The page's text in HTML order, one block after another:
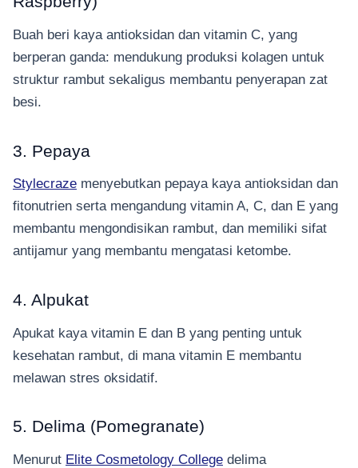
Buah beri kaya antioksidan dan vitamin C, yang
berperan ganda: mendukung produksi kolagen untuk
struktur rambut sekaligus membantu penyerapan zat
besi.
3. Pepaya
Stylecraze menyebutkan pepaya kaya antioksidan dan
fitonutrien serta mengandung vitamin A, C, dan E yang
membantu mengondisikan rambut, dan memiliki sifat
antijamur yang membantu mengatasi ketombe.
4. Alpukat
Apukat kaya vitamin E dan B yang penting untuk
kesehatan rambut, di mana vitamin E membantu
melawan stres oksidatif.
5. Delima (Pomegranate)
Menurut Elite Cosmetology College delima